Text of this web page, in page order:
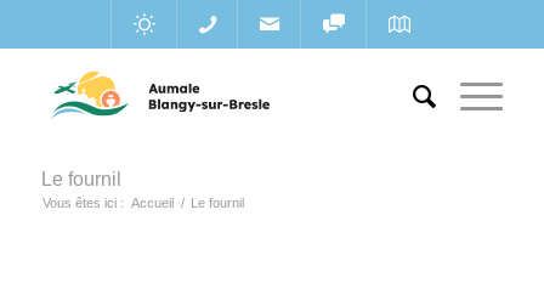
Le fournil
Vous êtes ici : Accueil / Le fournil